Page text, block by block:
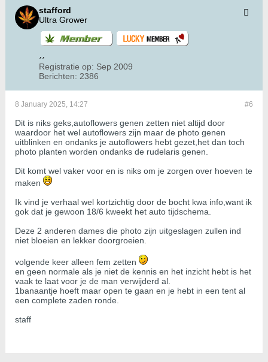
stafford
Ultra Grower
Registratie op: Sep 2009
Berichten: 2386
#6
8 January 2025, 14:27
Dit is niks geks,autoflowers genen zetten niet altijd door
waardoor het wel autoflowers zijn maar de photo genen
uitblinken en ondanks je autoflowers hebt gezet,het dan toch
photo planten worden ondanks de rudelaris genen.
Dit komt wel vaker voor en is niks om je zorgen over hoeven te
maken
Ik vind je verhaal wel kortzichtig door de bocht kwa info,want ik
gok dat je gewoon 18/6 kweekt het auto tijdschema.
Deze 2 anderen dames die photo zijn uitgeslagen zullen ind
niet bloeien en lekker doorgroeien.
volgende keer alleen fem zetten
en geen normale als je niet de kennis en het inzicht hebt is het
vaak te laat voor je de man verwijderd al.
1banaantje hoeft maar open te gaan en je hebt in een tent al
een complete zaden ronde.
staff